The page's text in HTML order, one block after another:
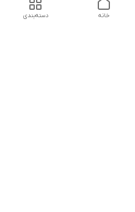
دسته‌بندی خانه